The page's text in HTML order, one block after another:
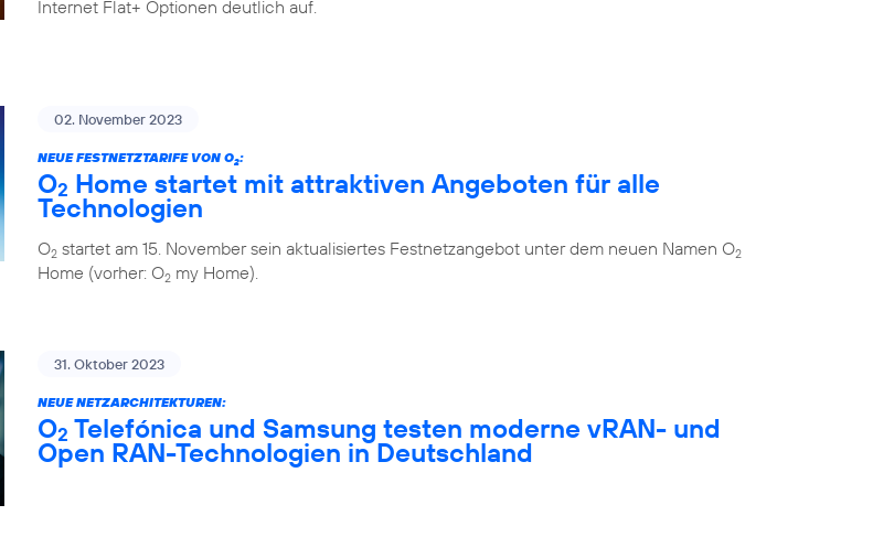
Internet Flat+ Optionen deutlich auf.
02. November 2023
NEUE FESTNETZTARIFE VON O2:
O2 Home startet mit attraktiven Angeboten für alle
Technologien
O2 startet am 15. November sein aktualisiertes Festnetzangebot unter dem neuen Namen O2
Home (vorher: O2 my Home).
31. Oktober 2023
NEUE NETZARCHITEKTUREN:
O2 Telefónica und Samsung testen moderne vRAN- und
Open RAN-Technologien in Deutschland